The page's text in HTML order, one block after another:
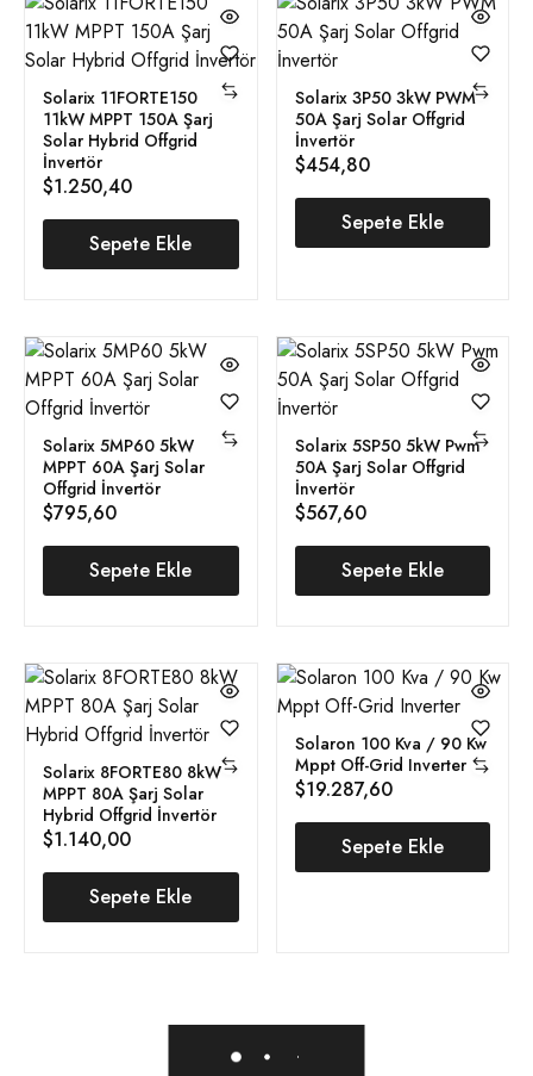
Solarix 11FORTE150
11kW MPPT 150A Şarj
Solar Hybrid Offgrid
İnvertör
$1.250,40
Sepete Ekle
Solarix 3P50 3kW PWM
50A Şarj Solar Offgrid
İnvertör
$454,80
Sepete Ekle
Solarix 5MP60 5kW
MPPT 60A Şarj Solar
Offgrid İnvertör
$795,60
Sepete Ekle
Solarix 5SP50 5kW Pwm
50A Şarj Solar Offgrid
İnvertör
$567,60
Sepete Ekle
Solarix 8FORTE80 8kW
MPPT 80A Şarj Solar
Hybrid Offgrid İnvertör
$1.140,00
Sepete Ekle
Solaron 100 Kva / 90 Kw
Mppt Off-Grid Inverter
$19.287,60
Sepete Ekle